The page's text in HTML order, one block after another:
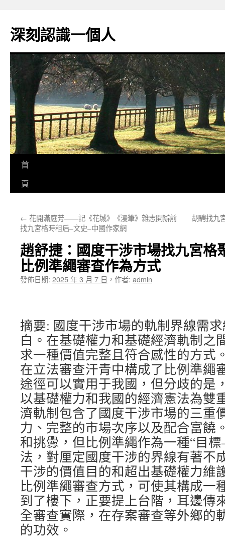
主
要
深刻認識一個人
首
頁
← 花開滿庭芳——記《花城》《漫筆》雜志開辦前
找九宮格時租后–文史–中國作家網
胡騁找九
趙舒捷：國度干涉市場找九宮格
比例準繩審查作為方式
發佈日期: 2025 年 3 月 7 日 ， 作者: admin
摘要: 國度干涉市場的軌制界線需
白。在基礎權力和基礎經濟軌制之
求一種價值完整且符合感性的方式
在立法審查汗青中構成了比例準繩
途徑可以實用于我國，但分歧的是
以基礎權力和我國的經濟憲法為雙
濟軌制包含了國度干涉市場的三重
力、完整的市場次序以及配合富饒
和挑釁，但比例準繩作為一種“目
法，對厘定國度干涉的界線有著不
干涉的價值目的和超出基礎權力維
比例準繩審查方式，可使其構成一
到了樓下，正要提上台階，耳邊傳
全審查實際，在存案審查等外鄉的
的功效。